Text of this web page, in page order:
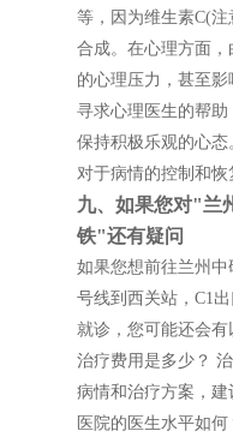
等，因为维生素C(
合成。在心理方面
的心理压力，甚至
寻求心理医生的帮助
保持积极乐观的心
对于病情的控制和恢
九、如果您对"兰
铁"还有疑问
如果您想前往兰州
号线到西关站，C1
就诊，您可能还会有
治疗费用是多少？
病情和治疗方案，建
医院的医生水平如